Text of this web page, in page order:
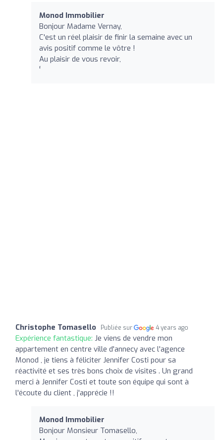
Monod Immobilier
Bonjour Madame Vernay,
C'est un réel plaisir de finir la semaine avec un
avis positif comme le vôtre !
Au plaisir de vous revoir,
'́
Christophe Tomasello Publiée sur 4 years ago
Expérience fantastique: Je viens de vendre mon
appartement en centre ville d'annecy avec l'agence
Monod , je tiens à féliciter Jennifer Costi pour sa
réactivité et ses très bons choix de visites . Un grand
merci à Jennifer Costi et toute son équipe qui sont à
l'écoute du client , j'apprécie !!
Monod Immobilier
Bonjour Monsieur Tomasello,